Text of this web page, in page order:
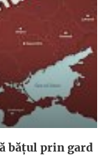
băţul prin gard